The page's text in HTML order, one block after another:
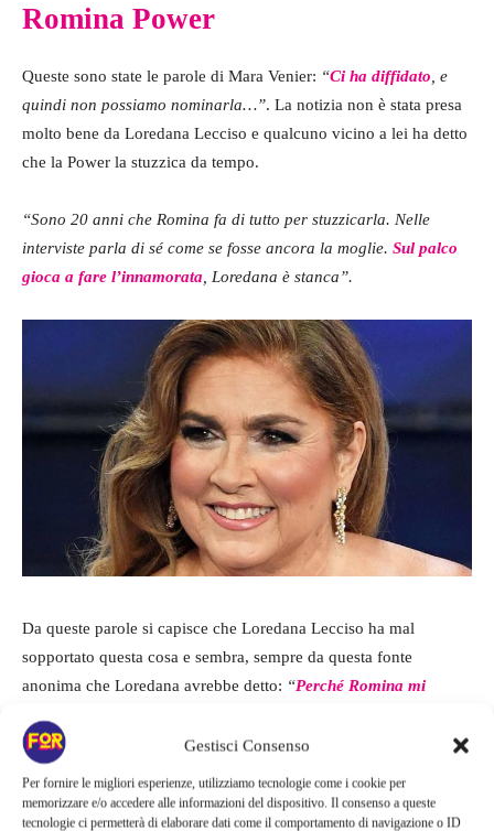
Gestisci Consenso
Per fornire le migliori esperienze, utilizziamo tecnologie come i cookie per
memorizzare e/o accedere alle informazioni del dispositivo. Il consenso a queste
tecnologie ci permetterà di elaborare dati come il comportamento di navigazione o ID
Romina Power
Queste sono state le parole di Mara Venier: “Ci ha diffidato , e
quindi non possiamo nominarla…”. La notizia non è stata presa
molto bene da Loredana Lecciso e qualcuno vicino a lei ha detto
che la Power la stuzzica da tempo.
“Sono 20 anni che Romina fa di tutto per stuzzicarla. Nelle
interviste parla di sé come se fosse ancora la moglie. Sul palco
gioca a fare l’innamorata , Loredana è stanca”.
Da queste parole si capisce che Loredana Lecciso ha mal
sopportato questa cosa e sembra, sempre da questa fonte
anonima che Loredana avrebbe detto: “Perché Romina mi
avrebbe tuonato…”
Sembra poi che la diffida, non sia stata un evento circoscritto